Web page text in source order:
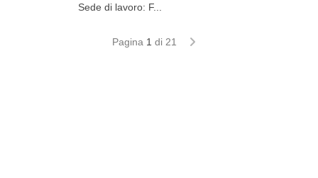
Sede di lavoro: F...
Pagina 1 di 21